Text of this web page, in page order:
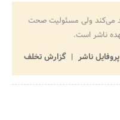
می‌کند ولی مسئولیت صحت
ناشر است.
پروفایل ناشر
گزارش تخلف